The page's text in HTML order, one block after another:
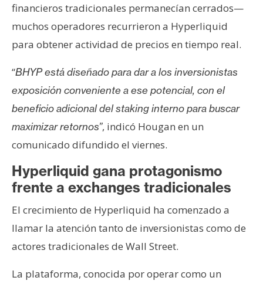
financieros tradicionales permanecían cerrados—
muchos operadores recurrieron a Hyperliquid
para obtener actividad de precios en tiempo real.
“BHYP está diseñado para dar a los inversionistas
exposición conveniente a ese potencial, con el
beneficio adicional del staking interno para buscar
maximizar retornos”, indicó Hougan en un
comunicado difundido el viernes.
Hyperliquid gana protagonismo
frente a exchanges tradicionales
El crecimiento de Hyperliquid ha comenzado a
llamar la atención tanto de inversionistas como de
actores tradicionales de Wall Street.
La plataforma, conocida por operar como un